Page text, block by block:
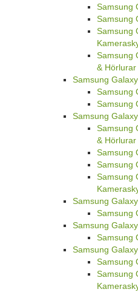
Samsung
Samsung
Samsung
Samsung
& Hörlurar
Samsung
Samsung
Samsung
Samsung
Samsung
& Hörlurar
Samsung
Samsung
Samsung
Samsung
Samsung
Samsung
Samsung
Samsung
Samsung
Samsung